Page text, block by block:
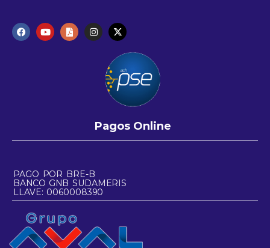
Pagos Online
PAGO POR BRE-B
BANCO GNB SUDAMERIS
LLAVE: 0060008390